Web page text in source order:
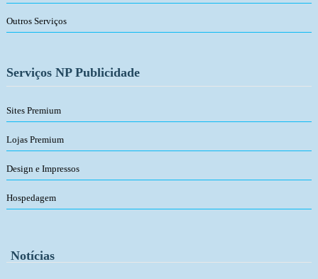
Outros Serviços
Serviços NP Publicidade
Sites Premium
Lojas Premium
Design e Impressos
Hospedagem
Notícias